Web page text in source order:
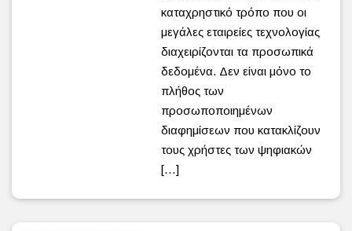
καταχρηστικό τρόπο που οι
μεγάλες εταιρείες τεχνολογίας
διαχειρίζονται τα προσωπικά
δεδομένα. Δεν είναι μόνο το
πλήθος των
προσωποποιημένων
διαφημίσεων που κατακλίζουν
τους χρήστες των ψηφιακών
[…]